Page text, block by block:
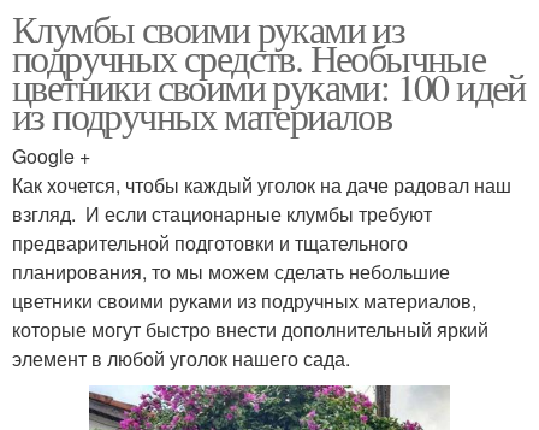
Клумбы своими руками из
подручных средств. Необычные
цветники своими руками: 100 идей
из подручных материалов
Google +
Как хочется, чтобы каждый уголок на даче радовал наш
взгляд. И если стационарные клумбы требуют
предварительной подготовки и тщательного
планирования, то мы можем сделать небольшие
цветники своими руками из подручных материалов,
которые могут быстро внести дополнительный яркий
элемент в любой уголок нашего сада.